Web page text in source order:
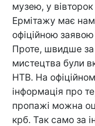
музею, у
Ермітажу має
офіційною
Проте, швидше за
мистецтва були
НТВ. На
інформація про
пропажі можна
крб. Так само за